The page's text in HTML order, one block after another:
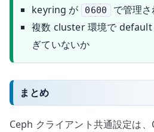
keyring が
0600
で管理
複数 cluster 環境で
ぎていないか
まとめ
Ceph クライアント共通設定は、